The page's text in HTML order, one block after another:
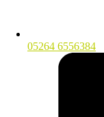
05264 6556384